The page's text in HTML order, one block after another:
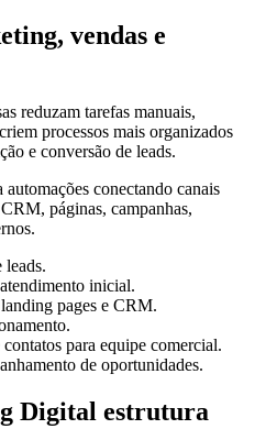
vendas e
reduzam tarefas manuais,
processos mais organizados
e conversão de leads.
automações conectando canais
páginas, campanhas,
leads.
inicial.
pages e CRM.
para equipe comercial.
de oportunidades.
Digital estrutura